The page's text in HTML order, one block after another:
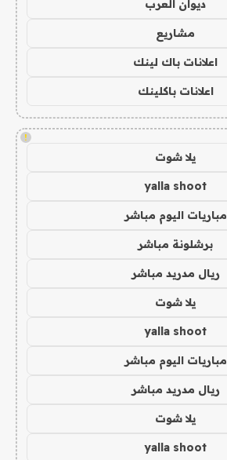
ديوان العرب
مشاريع
اعلانات باك لينك
اعلانات باكلينك
!
يلا شوت
yalla shoot
مباريات اليوم مباشر
برشلونة مباشر
ريال مدريد مباشر
يلا شوت
yalla shoot
مباريات اليوم مباشر
ريال مدريد مباشر
يلا شوت
yalla shoot